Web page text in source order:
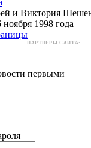
и Виктория
ноября 1998 года
ПАРТНЕРЫ САЙТА:
первыми